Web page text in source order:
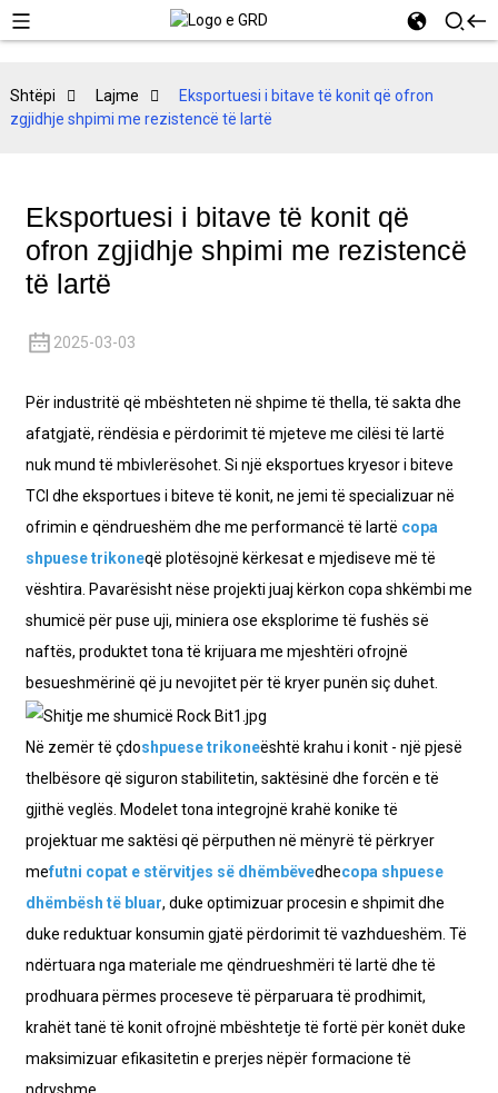
Shtëpi Lajme
Eksportuesi i bitave të konit që ofron
zgjidhje shpimi me rezistencë të lartë
Eksportuesi i bitave të konit që
ofron zgjidhje shpimi me rezistencë
të lartë
2025-03-03
Për industritë që mbështeten në shpime të thella, të sakta dhe
afatgjatë, rëndësia e përdorimit të mjeteve me cilësi të lartë
nuk mund të mbivlerësohet. Si një eksportues kryesor i biteve
TCI dhe eksportues i biteve të konit, ne jemi të specializuar në
ofrimin e qëndrueshëm dhe me performancë të lartë copa
shpuese trikoneqë plotësojnë kërkesat e mjediseve më të
vështira. Pavarësisht nëse projekti juaj kërkon copa shkëmbi me
shumicë për puse uji, miniera ose eksplorime të fushës së
naftës, produktet tona të krijuara me mjeshtëri ofrojnë
besueshmërinë që ju nevojitet për të kryer punën siç duhet.
Në zemër të çdoshpuese trikoneështë krahu i konit - një pjesë
thelbësore që siguron stabilitetin, saktësinë dhe forcën e të
gjithë veglës. Modelet tona integrojnë krahë konike të
projektuar me saktësi që përputhen në mënyrë të përkryer
mefutni copat e stërvitjes së dhëmbëvedhecopa shpuese
dhëmbësh të bluar, duke optimizuar procesin e shpimit dhe
duke reduktuar konsumin gjatë përdorimit të vazhdueshëm. Të
ndërtuara nga materiale me qëndrueshmëri të lartë dhe të
prodhuara përmes proceseve të përparuara të prodhimit,
krahët tanë të konit ofrojnë mbështetje të fortë për konët duke
maksimizuar efikasitetin e prerjes nëpër formacione të
ndryshme.